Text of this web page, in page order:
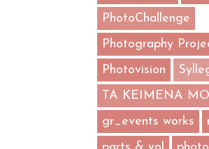
PhotoChallenge
Photography
Photovision
TA KEIMENA
gr_events works